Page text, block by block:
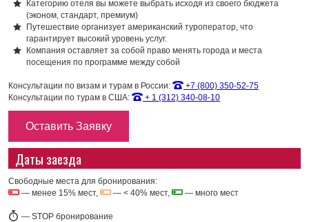
Категорию отеля вы можете выбрать исходя из своего бюджета
(эконом, стандарт, премиум)
Путешествие организует американский туроператор, что
гарантирует высокий уровень услуг.
Компания оставляет за собой право менять города и места
посещения по программе между собой
Консультации по визам и турам в России:
+7 (800) 350-52-75
Консультации по турам в США:
+ 1 (312) 340-08-10
Оставить Заявку
Даты заезда
Свободные места для бронирования:
— менее 15% мест,
— < 40% мест, — много мест
— STOP бронирование